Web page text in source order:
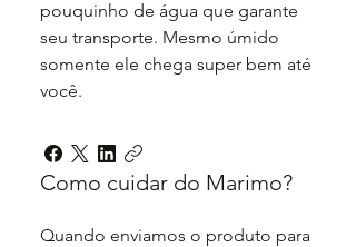
pouquinho de água que garante
seu transporte. Mesmo úmido
somente ele chega super bem até
você.
Como cuidar do Marimo?
Quando enviamos o produto para